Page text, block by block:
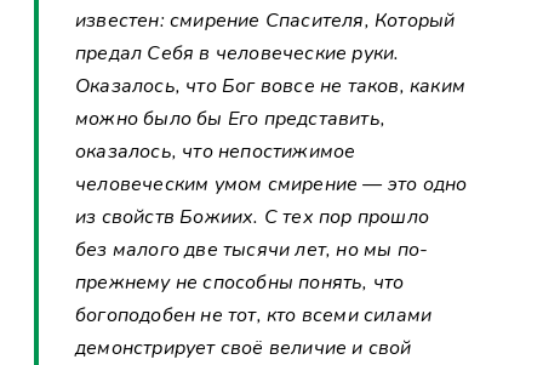
известен: смирение Спасителя, Который
предал Себя в человеческие руки.
Оказалось, что Бог вовсе не таков, каким
можно было бы Его представить,
оказалось, что непостижимое
человеческим умом смирение — это одно
из свойств Божиих. С тех пор прошло
без малого две тысячи лет, но мы по-
прежнему не способны понять, что
богоподобен не тот, кто всеми силами
демонстрирует своё величие и свой